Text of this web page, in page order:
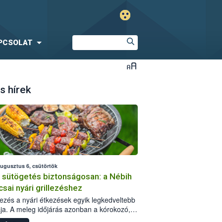
hírek
6, csütörtök
sütögetés biztonságosan: a Nébih
nyári grillezéshez
a nyári étkezések egyik legkedveltebb
A meleg időjárás azonban a kórokozó,
okozó baktériumok gyorsabb